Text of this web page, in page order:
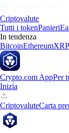
Criptovalute
Tutti i tokenPanieri
In tendenza
BitcoinEthereumXRP
Crypto.com AppPer
Inizia
CriptovaluteCarta